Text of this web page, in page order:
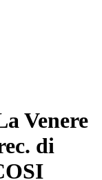
Venere
di